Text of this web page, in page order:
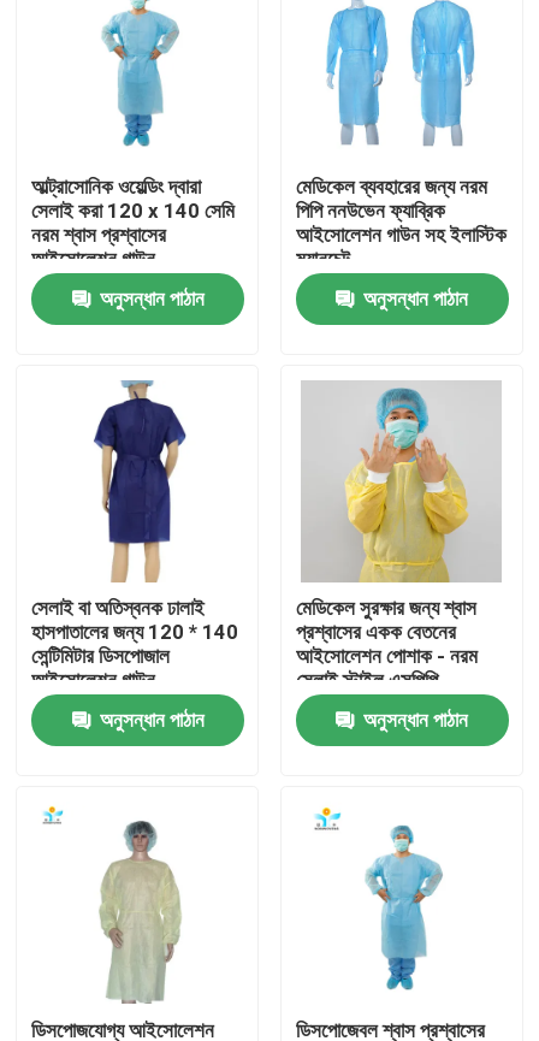
আমাদের সম্পর্কে
কারখানা ভ্রমণ
মান নিয়ন্ত্রণ
যোগাযোগ করুন
নিষ্পত্তিযোগ্য প্রতিরক্ষামূলক পরিধান
নিষ্পত্তিযোগ্য সুরক্ষা স্যুট
ডিসপোজেবল প্রতিরক্ষামূলক সামগ্রিক rall
আল্ট্রাসোনিক ওয়েল্ডিং দ্বারা
সেলাই করা 120 x 140 সেমি
নরম শ্বাস প্রশ্বাসের
আইসোলেশন গাউন
অনুসন্ধান পাঠান
মেডিকেল ব্যবহারের জন্য নরম
পিপি ননউভেন ফ্যাব্রিক
আইসোলেশন গাউন সহ ইলাস্টিক
ম্যানচেট
অনুসন্ধান পাঠান
সেলাই বা অতিস্বনক ঢালাই
হাসপাতালের জন্য 120 * 140
সেন্টিমিটার ডিসপোজাল
আইসোলেশন গাউন
অনুসন্ধান পাঠান
মেডিকেল সুরক্ষার জন্য শ্বাস
প্রশ্বাসের একক বেতনের
আইসোলেশন পোশাক - নরম
সেলাই স্টাইল এসপিপি
এসএমএস
অনুসন্ধান পাঠান
ডিসপোজযোগ্য আইসোলেশন ডিসপোজেবল শ্বাস প্রশ্বাসের